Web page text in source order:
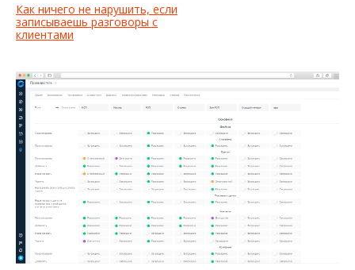
Как ничего не нарушить, если
записываешь разговоры с
клиентами